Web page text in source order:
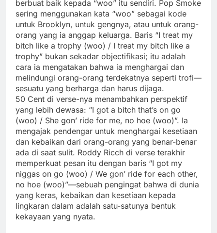
berbuat baik kepada “woo” itu sendiri. Pop Smoke
sering menggunakan kata “woo” sebagai kode
untuk Brooklyn, untuk gengnya, atau untuk orang-
orang yang ia anggap keluarga. Baris “I treat my
bitch like a trophy (woo) / I treat my bitch like a
trophy” bukan sekadar objectifikasi; itu adalah
cara ia mengatakan bahwa ia menghargai dan
melindungi orang-orang terdekatnya seperti trofi—
sesuatu yang berharga dan harus dijaga.
50 Cent di verse-nya menambahkan perspektif
yang lebih dewasa: “I got a bitch that’s on go
(woo) / She gon’ ride for me, no hoe (woo)”. Ia
mengajak pendengar untuk menghargai kesetiaan
dan kebaikan dari orang-orang yang benar-benar
ada di saat sulit. Roddy Ricch di verse terakhir
memperkuat pesan itu dengan baris “I got my
niggas on go (woo) / We gon’ ride for each other,
no hoe (woo)”—sebuah pengingat bahwa di dunia
yang keras, kebaikan dan kesetiaan kepada
lingkaran dalam adalah satu-satunya bentuk
kekayaan yang nyata.